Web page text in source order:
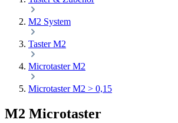
M2 System
Taster M2
Microtaster M2
Microtaster M2 > 0,15
M2 Microtaster